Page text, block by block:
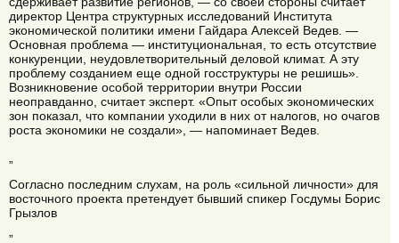
директор Центра структурных исследований Института
экономической политики имени Гайдара Алексей Ведев. —
Основная проблема — институциональная, то есть отсутствие
конкуренции, неудовлетворительный деловой климат. А эту
проблему созданием еще одной госструктуры не решишь».
Возникновение особой территории внутри России
неоправданно, считает эксперт. «Опыт особых экономических
зон показал, что компании уходили в них от налогов, но очагов
роста экономики не создали», — напоминает Ведев.
Согласно последним слухам, на роль «сильной личности» для
восточного проекта претендует бывший спикер Госдумы Борис
Грызлов
”